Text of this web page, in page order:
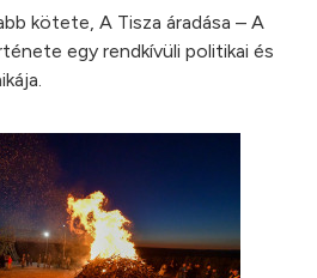
kötete, A Tisza áradása – A
egy rendkívüli politikai és